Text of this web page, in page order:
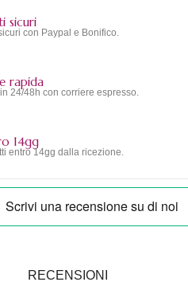
sicuri
con Paypal e Bonifico.
rapida
24/48h con corriere espresso.
14gg
entro 14gg dalla ricezione.
RECENSIONI